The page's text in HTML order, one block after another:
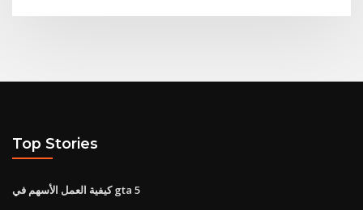
Top Stories
كيفية العمل الأسهم في gta 5